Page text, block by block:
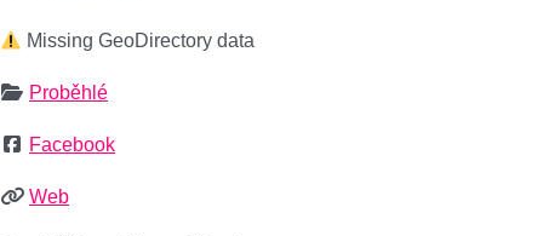
Missing GeoDirectory data
Proběhlé
Facebook
Web